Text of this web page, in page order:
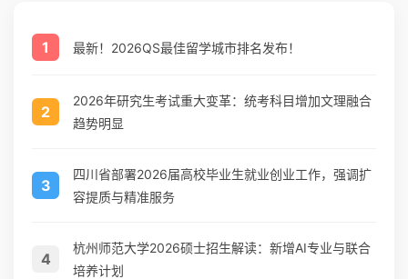
1 最新！2026QS最佳留学城市排名发布！
2
2026年研究生考试重大变革：统考科目增加文理融合
趋势明显
3
四川省部署2026届高校毕业生就业创业工作，强调扩
容提质与精准服务
4
杭州师范大学2026硕士招生解读：新增AI专业与联合
培养计划